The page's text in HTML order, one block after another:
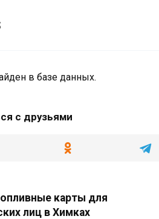
в базе данных.
с друзьями
карты для
лиц в Химках